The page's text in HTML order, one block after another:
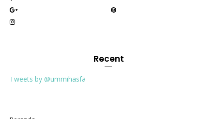
Recent
Tweets by @ummihasfa